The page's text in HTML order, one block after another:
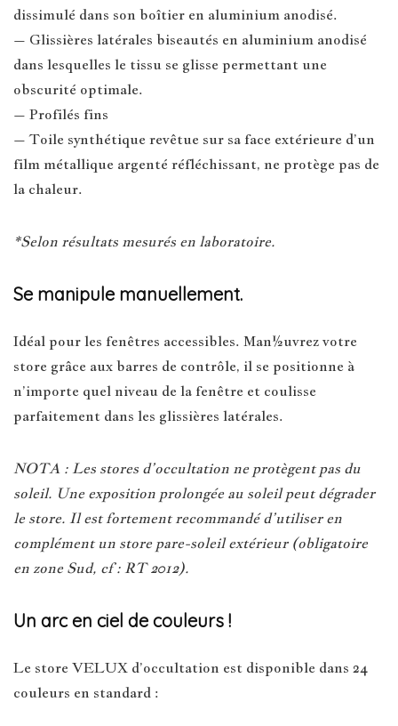
dissimulé dans son boîtier en aluminium anodisé.
– Glissières latérales biseautés en aluminium anodisé
dans lesquelles le tissu se glisse permettant une
obscurité optimale.
– Profilés fins
– Toile synthétique revêtue sur sa face extérieure d’un
film métallique argenté réfléchissant, ne protège pas de
la chaleur.
*Selon résultats mesurés en laboratoire.
Se manipule manuellement.
Idéal pour les fenêtres accessibles. Man½uvrez votre
store grâce aux barres de contrôle, il se positionne à
n’importe quel niveau de la fenêtre et coulisse
parfaitement dans les glissières latérales.
NOTA : Les stores d’occultation ne protègent pas du
soleil. Une exposition prolongée au soleil peut dégrader
le store. Il est fortement recommandé d’utiliser en
complément un store pare-soleil extérieur (obligatoire
en zone Sud, cf : RT 2012).
Un arc en ciel de couleurs !
Le store VELUX d’occultation est disponible dans 24
couleurs en standard :